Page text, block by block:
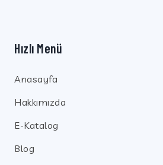
Hızlı Menü
Anasayfa
Hakkımızda
E-Katalog
Blog